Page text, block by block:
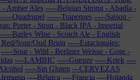
Amber Ales -----Belgian Strong - Abadía -
Quadrupel ------Trapenses -----Saison -
Porter - Stout - Black IPA - Imperial
-----Barley Wine - Scotch Ale - English
Sour/Oud Bruin -----Estacionales:
-----Sour - Wild - Berliner Weisse - Gose -
----LAMBIC -----Gueuze -----Kriek ----
-----Sin Gluten ---CERVEZAS
----Bélgica ----Francia ----Holanda